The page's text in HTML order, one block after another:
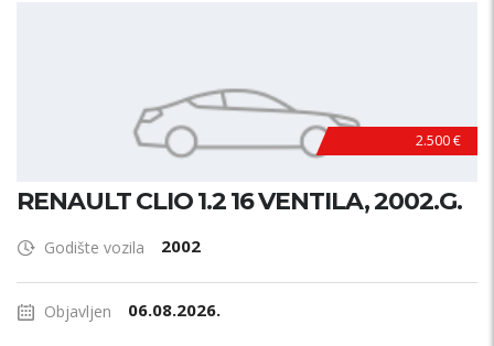
2.500 €
RENAULT CLIO 1.2 16 VENTILA, 2002.G.
Godište vozila 2002
Objavljen 06.08.2026.